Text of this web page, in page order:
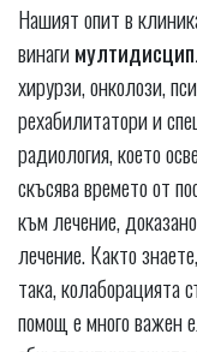
Нашият опит в
винаги
хирурзи, онколози,
рехабилитатори и
радиология, което
скъсява времето от
към лечение,
лечение. Както
така, колаборацията
помощ е много важен